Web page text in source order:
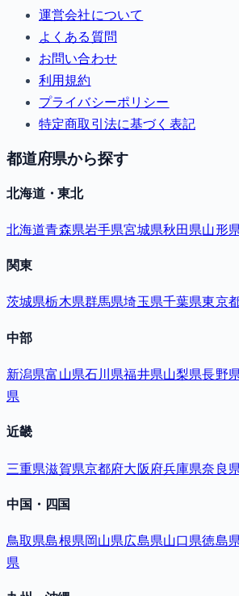
運営会社について
よくある質問
お問い合わせ
利用規約
プライバシーポリシー
特定商取引法に基づく表記
都道府県から探す
北海道・東北
北海道青森県岩手県宮城県秋田県山形
関東
茨城県栃木県群馬県埼玉県千葉県東京
中部
新潟県富山県石川県福井県山梨県長野
県
近畿
三重県滋賀県京都府大阪府兵庫県奈良
中国・四国
鳥取県島根県岡山県広島県山口県徳島
県